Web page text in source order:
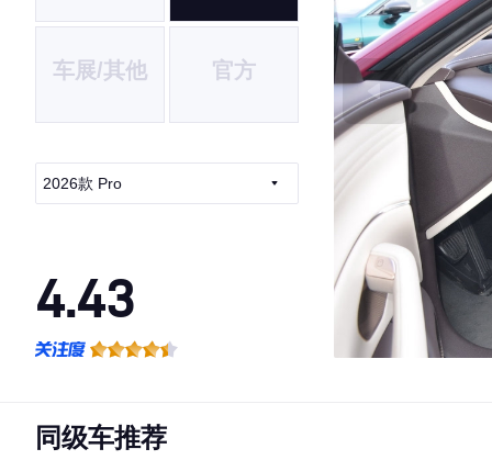
车展/其他 官方
2026款 Pro
4.43
·空间表现一般，低于79%同级车
同级车推荐